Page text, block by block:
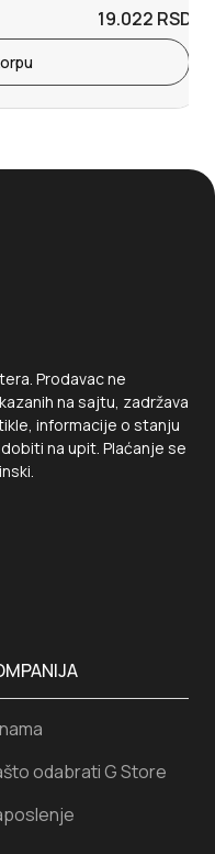
19.022 RSD.
Prodavac ne
na sajtu, zadržava
informacije o stanju
na upit. Plaćanje se
odabrati G Store